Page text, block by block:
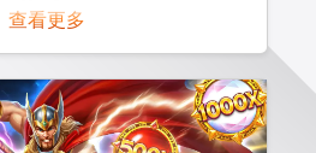
查看更多